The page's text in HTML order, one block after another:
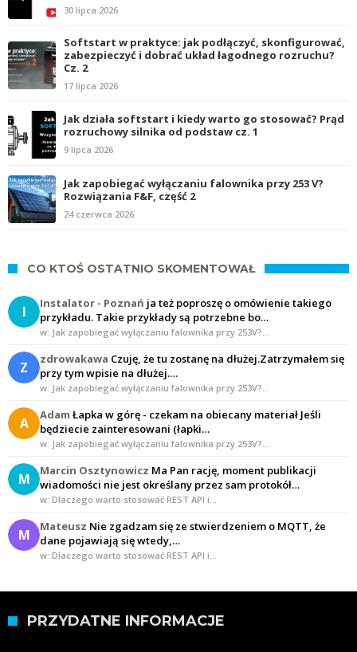
30 lipca 2026
Softstart w praktyce: jak podłączyć, skonfigurować,
zabezpieczyć i dobrać układ łagodnego rozruchu?
Cz. 2
17 lipca 2026
Jak działa softstart i kiedy warto go stosować? Prąd
rozruchowy silnika od podstaw cz. 1
9 lipca 2026
Jak zapobiegać wyłączaniu falownika przy 253 V?
Rozwiązania F&F, część 2
24 czerwca 2026
CO KTOŚ OSTATNIO SKOMENTOWAŁ
I Instalator - Poznań ja też poproszę o omówienie takiego
przykładu. Takie przykłady są potrzebne bo…
w: Jak zapobiegać wyłączaniu falownika przy 253V?…
Z zdrowakawa Czuję, że tu zostanę na dłużej.Zatrzymałem się
przy tym wpisie na dłużej.…
w: Jak zapobiegać wyłączaniu falownika przy 253V?…
A Adam Łapka w górę - czekam na obiecany materiał Jeśli
będziecie zainteresowani (łapki…
w: Jak zapobiegać wyłączaniu falownika przy 253V?…
M Marcin Osztynowicz Ma Pan rację, moment publikacji
wiadomości nie jest określany przez sam protokół…
w: Dlaczego warto stosować REST API i…
M Mateusz Nie zgadzam się ze stwierdzeniem o MQTT, że
dane pojawiają się wtedy,…
w: Dlaczego warto stosować REST API i…
PRZYDATNE INFORMACJE